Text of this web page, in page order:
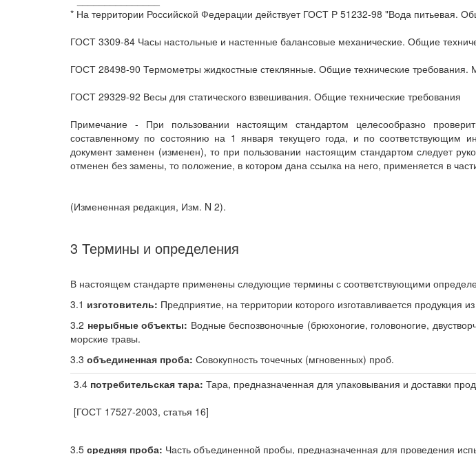
* На территории Российской Федерации действует ГОСТ Р 51232-98 "Вода питьевая.
ГОСТ 3309-84 Часы настольные и настенные балансовые механические. Общие
ГОСТ 28498-90 Термометры жидкостные стеклянные. Общие технические требования.
ГОСТ 29329-92 Весы для статического взвешивания. Общие технические требования
Примечание - При пользовании настоящим стандартом целесообразно
составленному по состоянию на 1 января текущего года, и по соответствующим
документ заменен (изменен), то при пользовании настоящим стандартом следует
отменен без замены, то положение, в котором дана ссылка на него, применяется в
(Измененная редакция, Изм. N 2).
3 Термины и определения
В настоящем стандарте применены следующие термины с соответствующими
3.1 изготовитель: Предприятие, на территории которого изготавливается продукция
3.2 нерыбные объекты: Водные беспозвоночные (брюхоногие, головоногие,
морские травы.
3.3 объединенная проба: Совокупность точечных (мгновенных) проб.
3.4 потребительская тара: Тара, предназначенная для упаковывания и доставки
[ГОСТ 17527-2003, статья 16]
3.5 средняя проба: Часть объединенной пробы, предназначенная для проведения